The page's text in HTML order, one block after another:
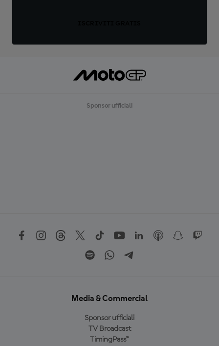
Sponsor ufficiali
Media & Commercial
Sponsor ufficiali
TV Broadcast
TimingPass™